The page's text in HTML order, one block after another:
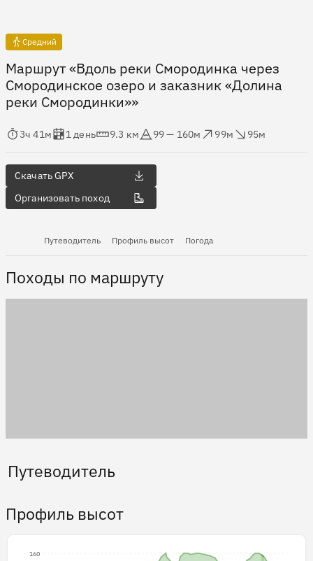
Средний
Маршрут «Вдоль реки Смородинка через
Смородинское озеро и заказник «Долина
реки Смородинки»»
в пути
3ч 41м
Оценка в днях
1 день
Дистанция
9.3 км
Абсолютная высота
99 — 160м
99м
95м
Скачать GPX
Организовать поход
Путеводитель Профиль высот Погода
Походы по маршруту
Путеводитель
Профиль высот
160